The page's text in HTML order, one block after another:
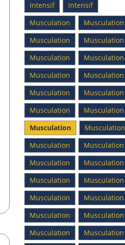
Intensif
Intensif
Musculation
Musculation
Musculation
Musculation
Musculation
Musculation
Musculation
Musculation
Musculation
Musculation
Musculation
Musculation
Musculation
Musculation
Musculation
Musculation
Musculation
Musculation
Musculation
Musculation
Musculation
Musculation
Musculation
Musculation
Musculation
Musculation